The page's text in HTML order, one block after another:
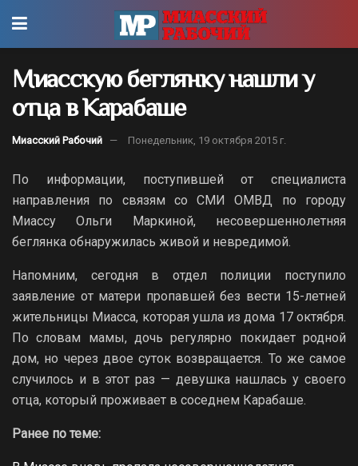
Миасскую беглянку нашли у
отца в Карабаше
Миасский Рабочий Понедельник, 19 октября 2015 г.
По информации, поступившей от специалиста
направления по связям со СМИ ОМВД по городу
Миассу Ольги Маркиной, несовершеннолетняя
беглянка обнаружилась живой и невредимой.
Напомним, сегодня в отдел полиции поступило
заявление от матери пропавшей без вести 15-летней
жительницы Миасса, которая ушла из дома 17 октября.
По словам мамы, дочь регулярно покидает родной
дом, но через двое суток возвращается. То же самое
случилось и в этот раз — девушка нашлась у своего
отца, который проживает в соседнем Карабаше.
Ранее по теме: